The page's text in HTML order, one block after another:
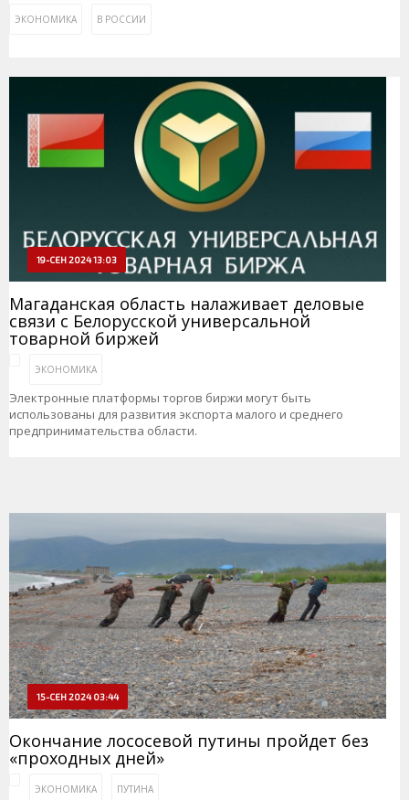
ЭКОНОМИКА В РОССИИ
19-СЕН 2024 13:03
Магаданская область налаживает деловые
связи с Белорусской универсальной
товарной биржей
ЭКОНОМИКА
Электронные платформы торгов биржи могут быть
использованы для развития экспорта малого и среднего
предпринимательства области.
15-СЕН 2024 03:44
Окончание лососевой путины пройдет без
«проходных дней»
ЭКОНОМИКА ПУТИНА